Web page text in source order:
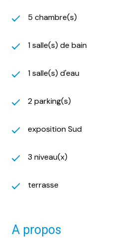
5 chambre(s)
1 salle(s) de bain
1 salle(s) d'eau
2 parking(s)
exposition Sud
3 niveau(x)
terrasse
A propos